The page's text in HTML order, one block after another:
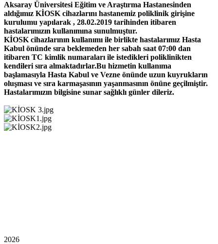
Aksaray Üniversitesi Eğitim ve Araştırma Hastanesinden
aldığımız KİOSK cihazlarını hastanemiz poliklinik girişine
kurulumu yapılarak , 28.02.2019 tarihinden itibaren
hastalarımızın kullanımına sunulmuştur.
KİOSK cihazlarının kullanımı ile birlikte hastalarımız Hasta
Kabul önünde sıra beklemeden her sabah saat 07:00 dan
itibaren TC kimlik numaraları ile istedikleri poliklinikten
kendileri sıra almaktadırlar.Bu hizmetin kullanıma
başlamasıyla Hasta Kabul ve Vezne önünde uzun kuyrukların
oluşması ve sıra karmaşasının yaşanmasının önüne geçilmiştir.
Hastalarımızın bilgisine sunar sağlıklı günler dileriz.
2026